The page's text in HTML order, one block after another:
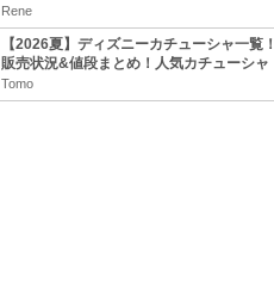
は誰？
Rene
【2026夏】ディズニーカチューシャ一覧！
販売状況&値段まとめ！人気カチューシャ
をチェック
Tomo